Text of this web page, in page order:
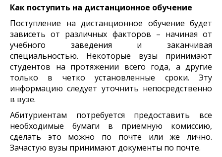
Как поступить на дистанционное обучение
Поступление на дистанционное обучение будет
зависеть от различных факторов – начиная от
учебного заведения и заканчивая
специальностью. Некоторые вузы принимают
студентов на протяжении всего года, а другие
только в четко установленные сроки. Эту
информацию следует уточнить непосредственно
в вузе.
Абитуриентам потребуется предоставить все
необходимые бумаги в приемную комиссию,
сделать это можно по почте или же лично.
Зачастую вузы принимают документы по почте.